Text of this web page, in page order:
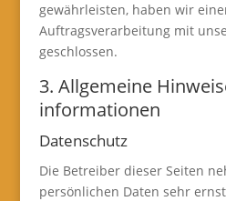
gewährleisten, haben wir
Auftragsverarbeitung mit
geschlossen.
3. Allgemeine
informationen
Datenschutz
Die Betreiber dieser Seiten
persönlichen Daten sehr